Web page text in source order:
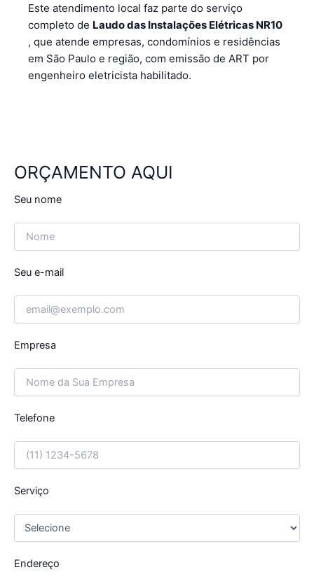
Este atendimento local faz parte do serviço
completo de Laudo das Instalações Elétricas NR10
, que atende empresas, condomínios e residências
em São Paulo e região, com emissão de ART por
engenheiro eletricista habilitado.
ORÇAMENTO AQUI
Seu nome
Seu e-mail
Empresa
Telefone
Serviço
Endereço